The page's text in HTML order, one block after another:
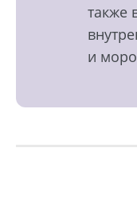
также
и